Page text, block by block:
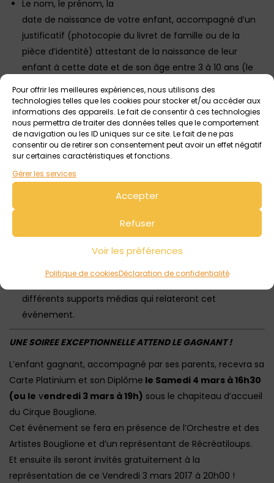
Pour offrir les meilleures expériences, nous utilisons des
technologies telles que les cookies pour stocker et/ou accéder aux
informations des appareils. Le fait de consentir à ces technologies
nous permettra de traiter des données telles que le comportement
de navigation ou les ID uniques sur ce site. Le fait de ne pas
consentir ou de retirer son consentement peut avoir un effet négatif
sur certaines caractéristiques et fonctions.
Gérer les services
Accepter
Refuser
Voir les préférences
Politique de cookiesDéclaration de confidentialité
Le nom, le prénom, la
date de naissance de votre enfant, accompagné d’un
justificatif (photocopie du livret de famille ou de la
pièce d’identité) attestant de la naissance de leur
enfant à cette date et de son âge entre 3 à 10 ans (le
message contenant le justificatif sera supprimé à l’issue
du jeu).
Un numéro de téléphone afin de pouvoir vous contacter
si votre enfant a gagné.
La confirmation de votre disponibilité en famille pour la
remise du Diplôme à votre enfant le samedi 4 mars à
16h30 pour la remise de la carte et la représentation qui
Le nombre de personnes qui accompagneront le
Une autorisation écrite pour la diffusion des photos qui
différents supports médias qui relateront cet
événement.
UNE SOIREE EXCEPTIONNELLE ATTEND LE GAGNANT !
L’enfant gagnant, accompagné par ses parents, recevra sa
Carte Platinium et son Diplôme le Samedi 4 mars à 16h30
(ou le vendredi 3 mars à 19h) sous le chapiteau d’accueil
du Cirque Bouglione.
Cet événement se fera en présence de l’Orchestre et des
Artistes Bouglione et d’un représentant de Récréatiloups.
Et ensuite ils seront invités gratuitement à la
représentation de ce Vendredi 3 mars 2017 à 20h00 !